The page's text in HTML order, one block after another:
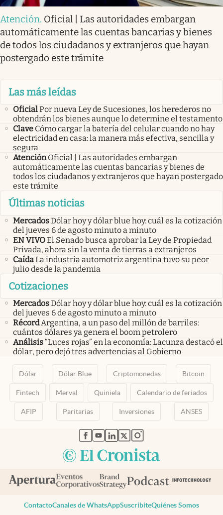
Atención. Oficial | Las autoridades embargan
automáticamente las cuentas bancarias y bienes
de todos los ciudadanos y extranjeros que hayan
postergado este trámite
Las más leídas
OficialPor nueva Ley de Sucesiones, los herederos no
obtendrán los bienes aunque lo determine el testamento
Clave Cómo cargar la batería del celular cuando no hay
electricidad en casa: la manera más efectiva, sencilla y
segura
Atención Oficial | Las autoridades embargan
automáticamente las cuentas bancarias y bienes de
todos los ciudadanos y extranjeros que hayan postergado
este trámite
Últimas noticias
MercadosDólar hoy y dólar blue hoy: cuál es la cotización
del jueves 6 de agosto minuto a minuto
EN VIVOEl Senado busca aprobar la Ley de Propiedad
Privada, ahora sin la venta de tierras a extranjeros
CaídaLa industria automotriz argentina tuvo su peor
julio desde la pandemia
Cotizaciones
MercadosDólar hoy y dólar blue hoy: cuál es la cotización
del jueves 6 de agosto minuto a minuto
RécordArgentina, a un paso del millón de barriles:
cuántos dólares ya genera el boom petrolero
Análisis“Luces rojas” en la economía: Lacunza destacó el
dólar, pero dejó tres advertencias al Gobierno
Dólar Dólar Blue Criptomonedas Bitcoin
Fintech Merval Quiniela Calendario de feriados
AFIP Paritarias Inversiones ANSES
abre en nueva pestaña
abre en nueva pestaña
abre en nueva pestaña
abre en nueva pestaña
abre en nueva pestaña
ContactoCanales de WhatsAppSuscribiteQuiénes Somos